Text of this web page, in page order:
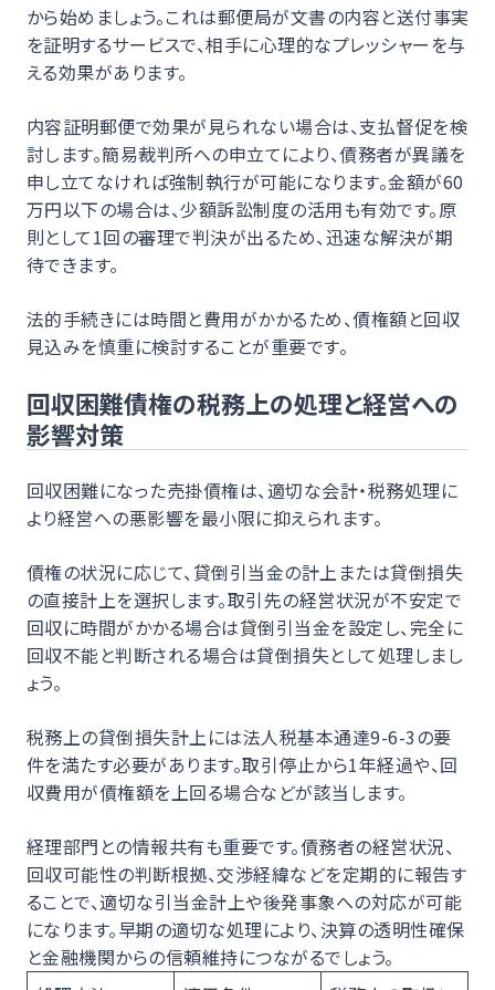
から始めましょう。これは郵便局が文書の内容と送付事実
を証明するサービスで、相手に心理的なプレッシャーを与
える効果があります。
内容証明郵便で効果が見られない場合は、支払督促を検
討します。簡易裁判所への申立てにより、債務者が異議を
申し立てなければ強制執行が可能になります。金額が60
万円以下の場合は、少額訴訟制度の活用も有効です。原
則として1回の審理で判決が出るため、迅速な解決が期
待できます。
法的手続きには時間と費用がかかるため、債権額と回収
見込みを慎重に検討することが重要です。
回収困難債権の税務上の処理と経営への
影響対策
回収困難になった売掛債権は、適切な会計・税務処理に
より経営への悪影響を最小限に抑えられます。
債権の状況に応じて、貸倒引当金の計上または貸倒損失
の直接計上を選択します。取引先の経営状況が不安定で
回収に時間がかかる場合は貸倒引当金を設定し、完全に
回収不能と判断される場合は貸倒損失として処理しまし
ょう。
税務上の貸倒損失計上には法人税基本通達9-6-3の要
件を満たす必要があります。取引停止から1年経過や、回
収費用が債権額を上回る場合などが該当します。
経理部門との情報共有も重要です。債務者の経営状況、
回収可能性の判断根拠、交渉経緯などを定期的に報告す
ることで、適切な引当金計上や後発事象への対応が可能
になります。早期の適切な処理により、決算の透明性確保
と金融機関からの信頼維持につながるでしょう。